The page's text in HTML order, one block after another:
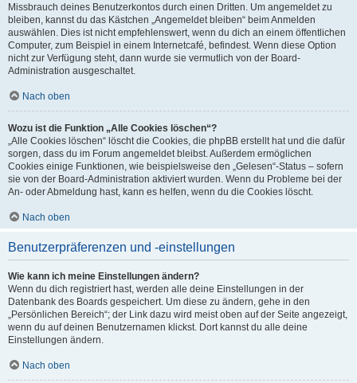
Missbrauch deines Benutzerkontos durch einen Dritten. Um angemeldet zu
bleiben, kannst du das Kästchen „Angemeldet bleiben“ beim Anmelden
auswählen. Dies ist nicht empfehlenswert, wenn du dich an einem öffentlichen
Computer, zum Beispiel in einem Internetcafé, befindest. Wenn diese Option
nicht zur Verfügung steht, dann wurde sie vermutlich von der Board-
Administration ausgeschaltet.
Nach oben
Wozu ist die Funktion „Alle Cookies löschen“?
„Alle Cookies löschen“ löscht die Cookies, die phpBB erstellt hat und die dafür
sorgen, dass du im Forum angemeldet bleibst. Außerdem ermöglichen
Cookies einige Funktionen, wie beispielsweise den „Gelesen“-Status – sofern
sie von der Board-Administration aktiviert wurden. Wenn du Probleme bei der
An- oder Abmeldung hast, kann es helfen, wenn du die Cookies löscht.
Nach oben
Benutzerpräferenzen und -einstellungen
Wie kann ich meine Einstellungen ändern?
Wenn du dich registriert hast, werden alle deine Einstellungen in der
Datenbank des Boards gespeichert. Um diese zu ändern, gehe in den
„Persönlichen Bereich“; der Link dazu wird meist oben auf der Seite angezeigt,
wenn du auf deinen Benutzernamen klickst. Dort kannst du alle deine
Einstellungen ändern.
Nach oben